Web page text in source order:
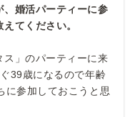
婚活パーティーに参
てください。
ス」のパーティーに来
39歳になるので年齢
に参加しておこうと思